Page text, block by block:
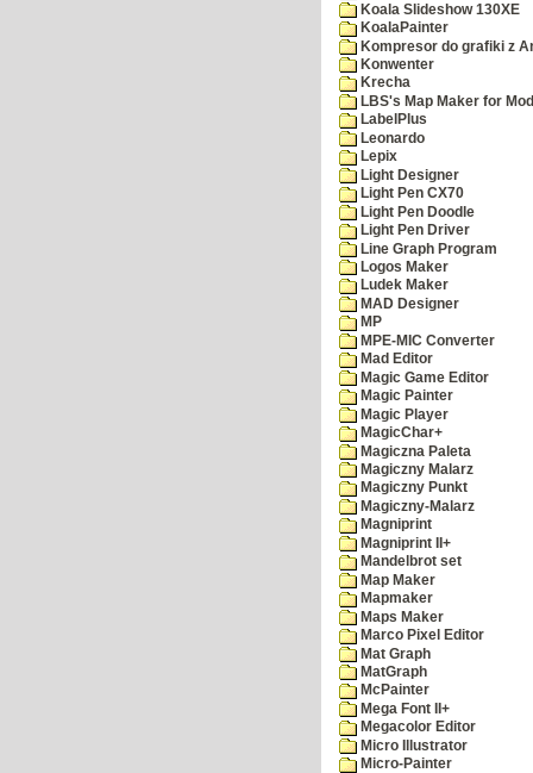
Koala Slideshow 130XE
KoalaPainter
Kompresor do grafiki z
Konwenter
Krecha
LBS's Map Maker for
LabelPlus
Leonardo
Lepix
Light Designer
Light Pen CX70
Light Pen Doodle
Light Pen Driver
Line Graph Program
Logos Maker
Ludek Maker
MAD Designer
MP
MPE-MIC Converter
Mad Editor
Magic Game Editor
Magic Painter
Magic Player
MagicChar+
Magiczna Paleta
Magiczny Malarz
Magiczny Punkt
Magiczny-Malarz
Magniprint
Magniprint II+
Mandelbrot set
Map Maker
Mapmaker
Maps Maker
Marco Pixel Editor
Mat Graph
MatGraph
McPainter
Mega Font II+
Megacolor Editor
Micro Illustrator
Micro-Painter